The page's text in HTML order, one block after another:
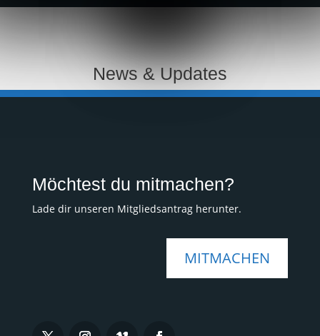
News & Updates
Möchtest du mitmachen?
Lade dir unseren Mitgliedsantrag herunter.
MITMACHEN